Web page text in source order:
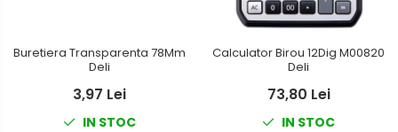
Buretiera Transparenta 78Mm
Deli
3,97 Lei
IN STOC
Calculator Birou 12Dig M00820
Deli
73,80 Lei
IN STOC